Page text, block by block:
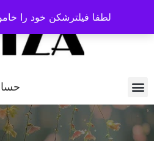
لطفا فیلترشکن خود را